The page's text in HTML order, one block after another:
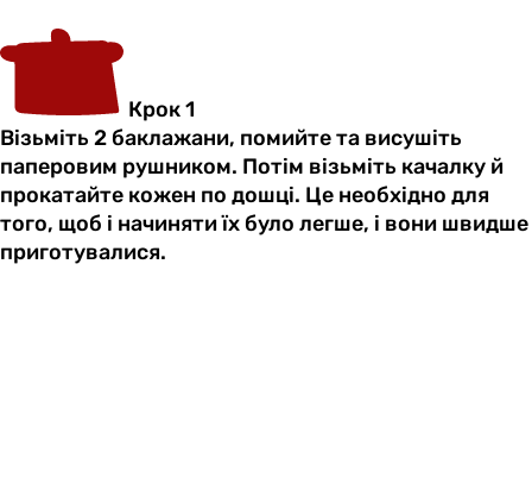
Крок 1
Візьміть 2 баклажани, помийте та висушіть
паперовим рушником. Потім візьміть качалку й
прокатайте кожен по дошці. Це необхідно для
того, щоб і начиняти їх було легше, і вони швидше
приготувалися.